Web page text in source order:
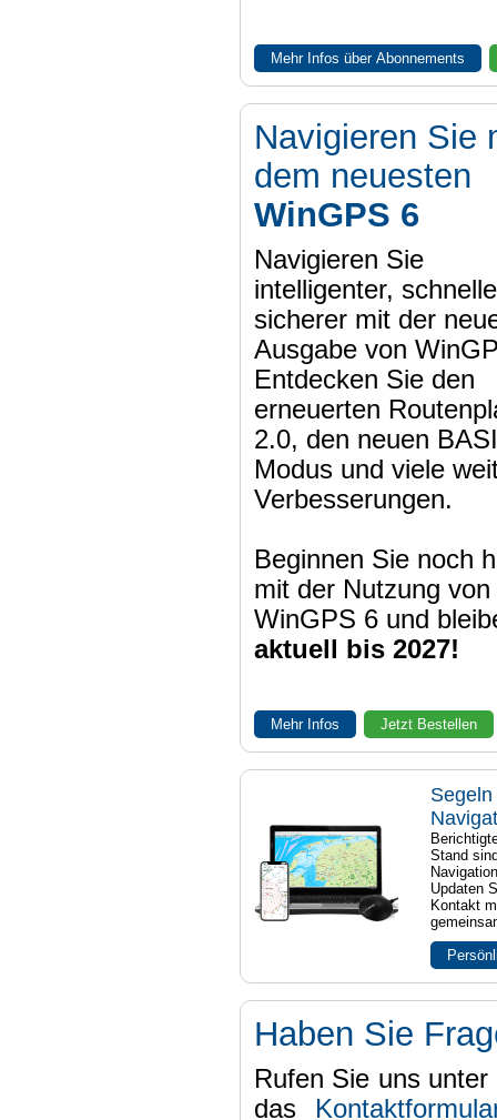
Mehr Infos über Abonnements
Navigieren Sie
dem neuesten
WinGPS 6
Navigieren Sie
intelligenter,
sicherer mit der
Ausgabe von
Entdecken Sie den
erneuerten
2.0, den neuen
Modus und viele
Verbesserungen.
Beginnen Sie noch
mit der Nutzung von
WinGPS 6 und
aktuell bis 2027!
Mehr Infos Jetzt Bestellen
Stand
Updaten
Kontakt
Haben Sie
Rufen Sie uns
das